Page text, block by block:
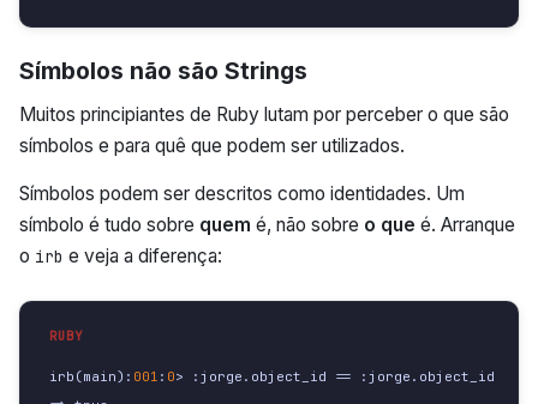
Símbolos não são Strings
Muitos principiantes de Ruby lutam por perceber o que são
símbolos e para quê que podem ser utilizados.
Símbolos podem ser descritos como identidades. Um
símbolo é tudo sobre quem é, não sobre o que é. Arranque
o irb e veja a diferença:
irb (main): 001 : 0> :jorge . object_id == :jorge . object_id